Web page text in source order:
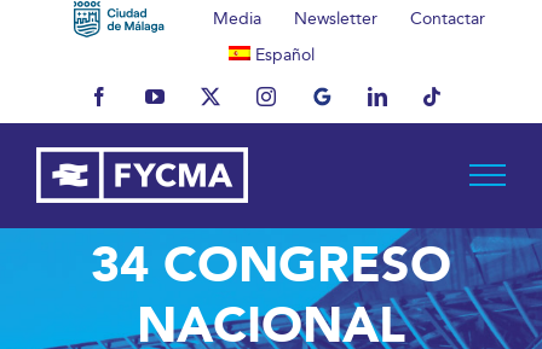
Media Newsletter
Contactar
Español
FacebookYouTubeX InstagramMyBusinessLinkedInTiktok
34 CONGRESO
NACIONAL